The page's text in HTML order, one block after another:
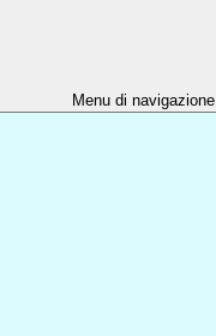
Menu di navigazione